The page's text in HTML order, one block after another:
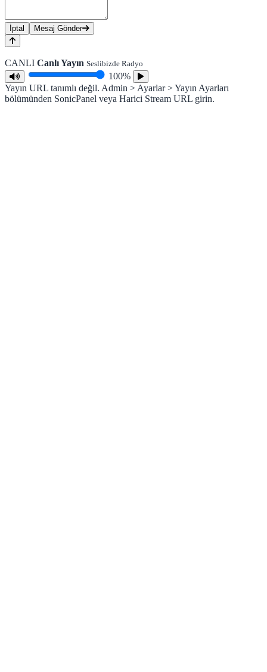
İptal Mesaj Gönder
CANLI Canlı Yayın Seslibizde Radyo
100%
Yayın URL tanımlı değil. Admin > Ayarlar > Yayın Ayarları
bölümünden SonicPanel veya Harici Stream URL girin.